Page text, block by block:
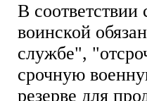
В
воинской
службе",
срочную
резерве для